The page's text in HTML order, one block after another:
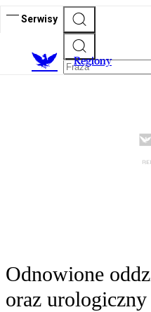
Serwisy
Regiony
Odnowione
oraz